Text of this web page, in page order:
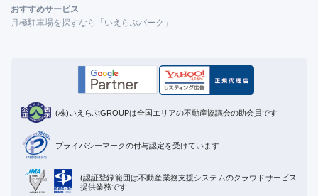
おすすめサービス
月極駐車場を探すなら「いえらぶパーク」
(株)いえらぶGROUPは全国エリアの不動産協議会の助会員です
プライバシーマークの付与認定を受けています
(認証登録範囲は不動産業務支援システムのクラウドサービス
提供業務です